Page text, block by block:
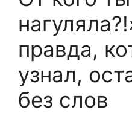
правда,
узнал,
без слов